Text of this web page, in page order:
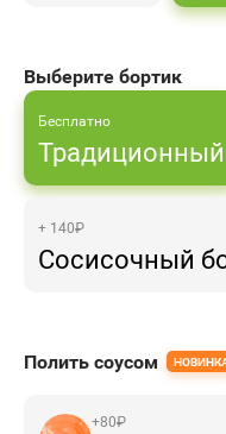
Выберите бортик
Бесплатно
Традиционный
+ 140₽
Сосисочный
Полить соусом
+80₽